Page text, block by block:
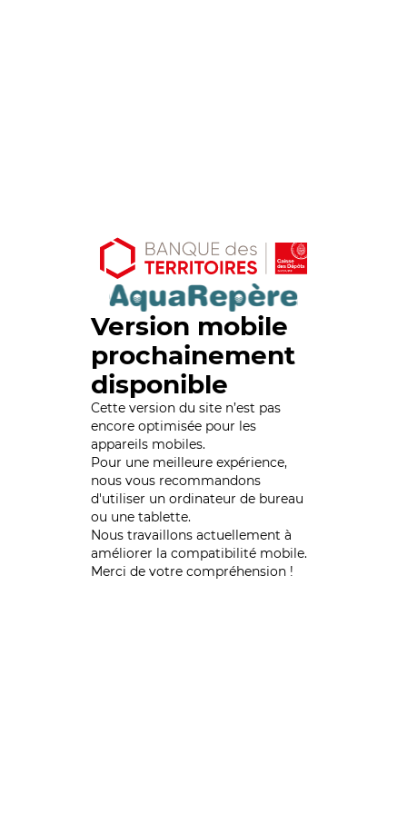
Version mobile
prochainement
disponible
Cette version du site n’est pas
encore optimisée pour les
appareils mobiles.
Pour une meilleure expérience,
nous vous recommandons
d'utiliser un ordinateur de bureau
ou une tablette.
Nous travaillons actuellement à
améliorer la compatibilité mobile.
Merci de votre compréhension !